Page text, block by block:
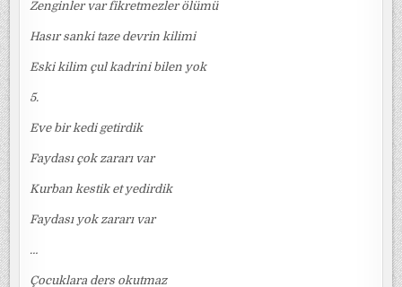
Zenginler var fikretmezler ölümü
Hasır sanki taze devrin kilimi
Eski kilim çul kadrini bilen yok
5.
Eve bir kedi getirdik
Faydası çok zararı var
Kurban kestik et yedirdik
Faydası yok zararı var
…
Çocuklara ders okutmaz